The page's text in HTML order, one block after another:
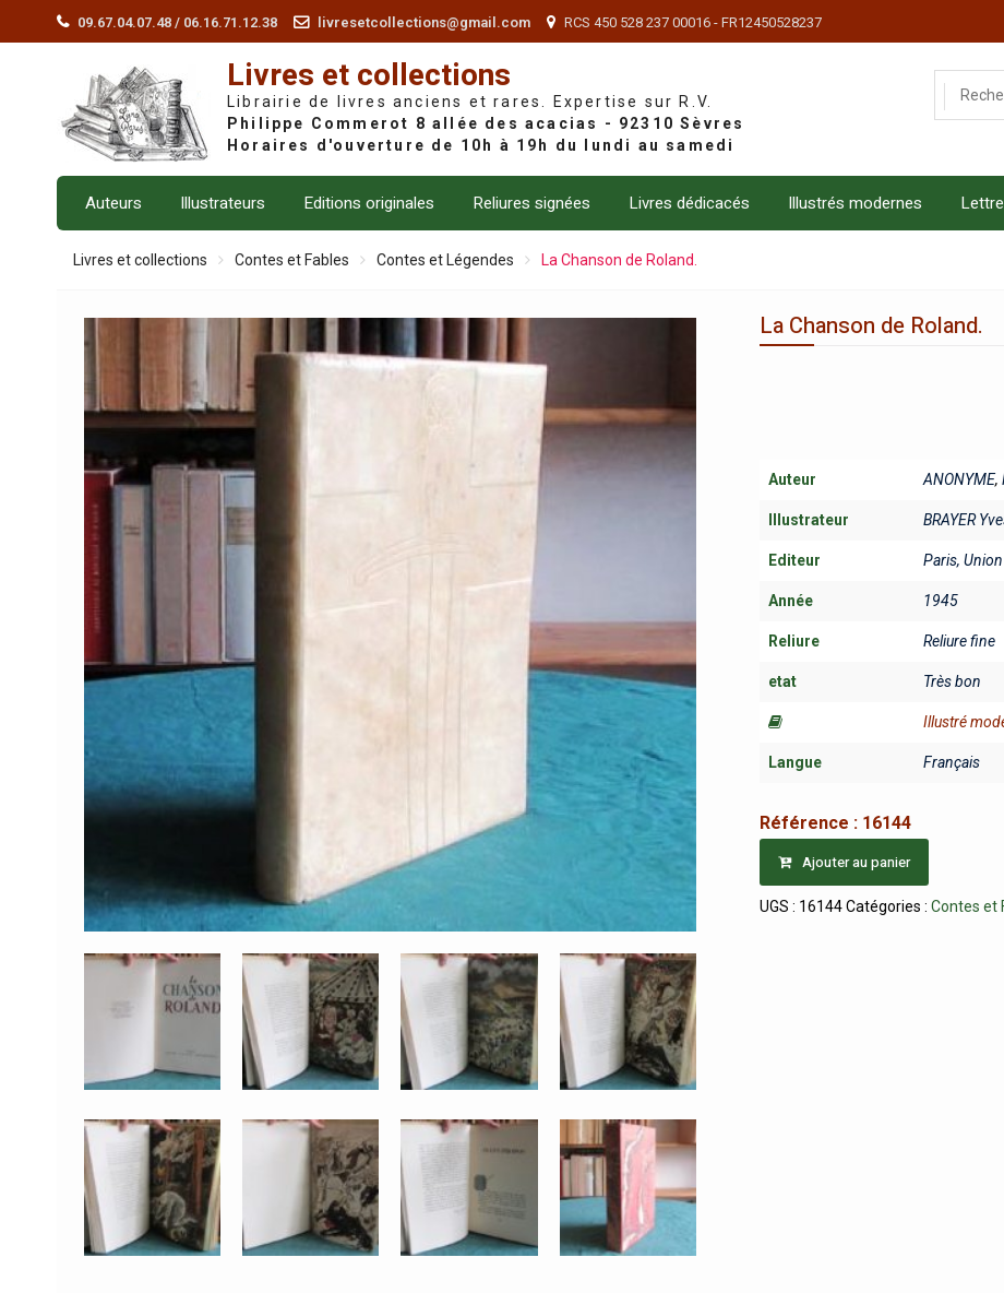
09.67.04.07.48 / 06.16.71.12.38 livresetcollections@gmail.com RCS 450 528 237 00016 - FR12450528237
Livres et collections
Librairie de livres anciens et rares. Expertise sur R.V.
Auteurs Illustrateurs Editions originales Reliures signées Livres dédicacés Illustrés modernes
Livres et collections Contes et Fables Contes et Légendes La Chanson de Roland.
La Chanson de Roland.
Auteur ANONYME,
Illustrateur BRAYER
Editeur Paris,
Année 1945
Reliure Reliure fine
etat Très bon
Illustré
Langue Français
Référence : 16144
Ajouter au panier
UGS : 16144 Catégories :Contes et